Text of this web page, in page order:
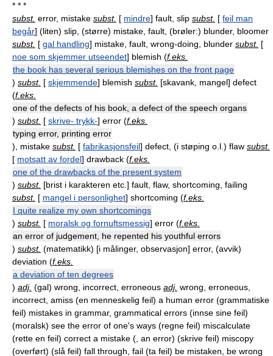
* * *
subst. error, mistake subst. [ mindre] fault, slip subst. [ feil man
begår] (liten) slip, (større) mistake, fault, (brøler:) blunder, bloomer
subst. [ gal handling] mistake, fault, wrong-doing, blunder subst. [
noe som skjemmer utseendet] blemish (f.eks.
the book has several serious blemishes on the front page
) subst. [ skjemmende] blemish subst. [skavank, mangel] defect
(f.eks.
one of the defects of his book, a defect of the speech organs
) subst. [ skrive- trykk-] error (f.eks.
typing error, printing error
), mistake subst. [ fabrikasjonsfeil] defect, (i støping o.l.) flaw subst.
[ motsatt av fordel] drawback (f.eks.
one of the drawbacks of the present system
) subst. [brist i karakteren etc. ] fault, flaw, shortcoming, failing
subst. [ mangel i personlighet] shortcoming (f.eks.
I quite realize my own shortcomings
) subst. [ moralsk og fornuftsmessig] error (f.eks.
an error of judgement, he repented his youthful errors
) subst. (matematikk) [i målinger, observasjon] error, (avvik)
deviation (f.eks.
a deviation of ten degrees
) adj. (gal) wrong, incorrect, erroneous adj. wrong, erroneous,
incorrect, amiss (en menneskelig feil) a human error (grammatiske
feil) mistakes in grammar, grammatical errors (innse sine feil)
(moralsk) see the error of one's ways (regne feil) miscalculate
(rette en feil) correct a mistake (, an error) (skrive feil) miscopy
(overført) (slå feil) fall through, fail (ta feil) be mistaken, be wrong